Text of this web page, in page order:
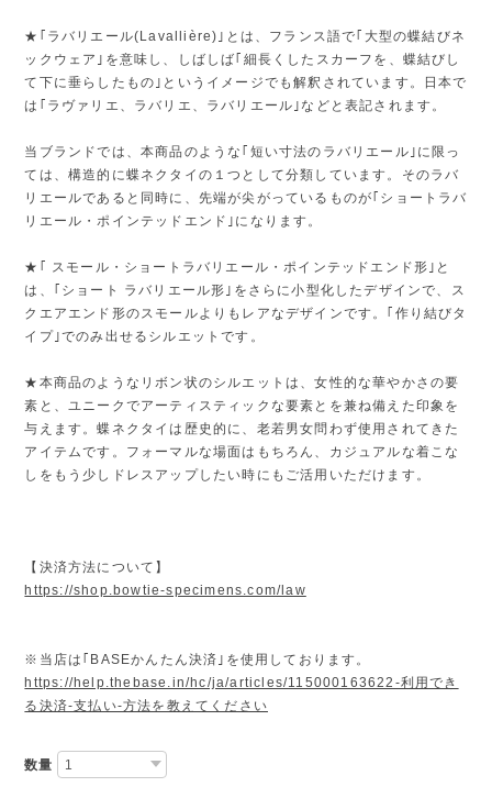
★｢ラバリエール(Lavallière)｣とは、フランス語で｢大型の蝶結びネ
ックウェア｣を意味し、しばしば｢細長くしたスカーフを、蝶結びし
て下に垂らしたもの｣というイメージでも解釈されています。日本で
は｢ラヴァリエ、ラバリエ、ラバリエール｣などと表記されます。
当ブランドでは、本商品のような｢短い寸法のラバリエール｣に限っ
ては、構造的に蝶ネクタイの１つとして分類しています。そのラバ
リエールであると同時に、先端が尖がっているものが｢ショートラバ
リエール・ポインテッドエンド｣になります。
★｢ スモール・ショートラバリエール・ポインテッドエンド形｣と
は、｢ショート ラバリエール形｣をさらに小型化したデザインで、ス
クエアエンド形のスモールよりもレアなデザインです。｢作り結びタ
イプ｣でのみ出せるシルエットです。
★本商品のようなリボン状のシルエットは、女性的な華やかさの要
素と、ユニークでアーティスティックな要素とを兼ね備えた印象を
与えます。蝶ネクタイは歴史的に、老若男女問わず使用されてきた
アイテムです。フォーマルな場面はもちろん、カジュアルな着こな
しをもう少しドレスアップしたい時にもご活用いただけます。
【決済方法について】
https://shop.bowtie-specimens.com/law
※当店は｢BASEかんたん決済｣を使用しております。
https://help.thebase.in/hc/ja/articles/115000163622-利用でき
る決済-支払い-方法を教えてください
数量